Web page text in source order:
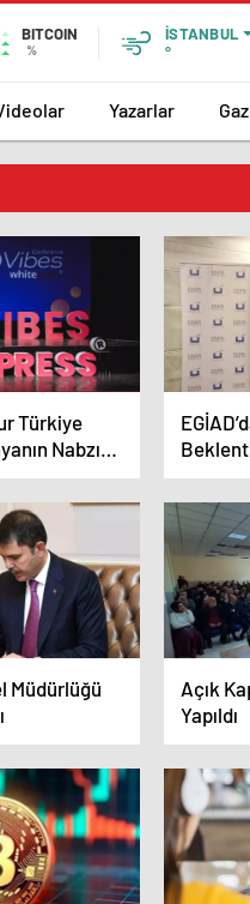
BITCOIN
%
İSTANBUL
°
Yazarlar
Türkiye
Nabzını
Müdürlüğü
Açık
Yapıldı